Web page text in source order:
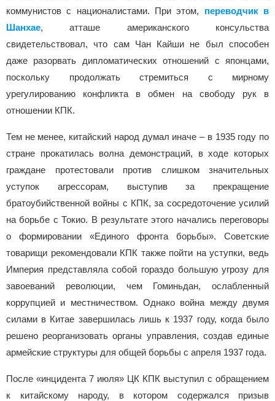
коммунистов с националистами. При этом, переводчик в
Шанхае, атташе американского консульства
свидетельствовал, что сам Чан Кайши не был способен
даже разорвать дипломатических отношений с японцами,
поскольку продолжать стремиться с мирному
урегулированию конфликта в обмен на свободу рук в
отношении КПК.
Тем не менее, китайский народ думал иначе – в 1935 году по
стране прокатилась волна демонстраций, в ходе которых
граждане протестовали против слишком значительных
уступок агрессорам, выступив за прекращение
братоубийственной войны с КПК, за сосредоточение усилий
на борьбе с Токио. В результате этого начались переговоры
о формировании «Единого фронта борьбы». Советские
товарищи рекомендовали КПК также пойти на уступки, ведь
Империя представляла собой гораздо большую угрозу для
завоеваний революции, чем Гоминьдан, ослабленный
коррупцией и местничеством. Однако война между двумя
силами в Китае завершилась лишь к 1937 году, когда было
решено реорганизовать органы управления, создав единые
армейские структуры для общей борьбы с апреля 1937 года.
После «инцидента 7 июля» ЦК КПК выступил с обращением
к китайскому народу, в котором содержался призыв